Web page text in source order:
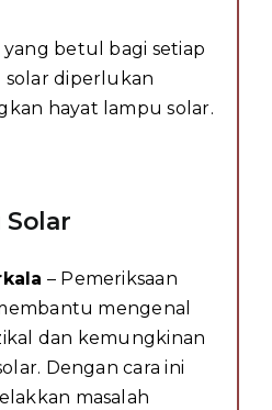
betul bagi setiap
diperlukan
hayat lampu solar.
Solar
– Pemeriksaan
mengenal
dan kemungkinan
Dengan cara ini
masalah